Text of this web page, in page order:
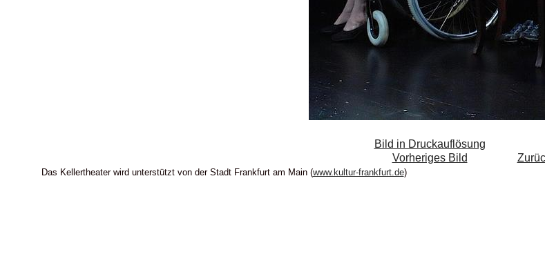
Bild in Druckauflösung
Vorheriges Bild
Das Kellertheater wird unterstützt von der Stadt Frankfurt am Main (www.kultur-frankfurt.de)